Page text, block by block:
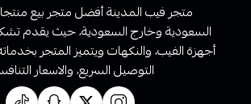
متجر فيب المدينة أفضل متجر بيع
السعودية وخارج السعودية، حيث يقدم
أجهزة الفيب، والنكهات ويتميز المتجر
التوصيل السريع، والاسعار